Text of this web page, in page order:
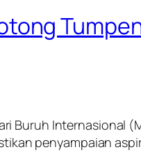
Buruh Internasional
penyampaian